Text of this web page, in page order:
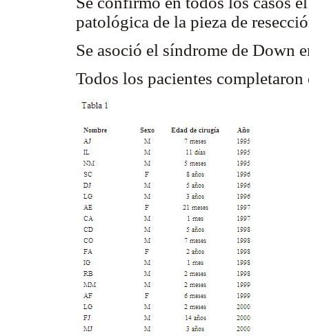
patológica de la pieza de
Se asoció el síndrome de Down
Todos los pacientes